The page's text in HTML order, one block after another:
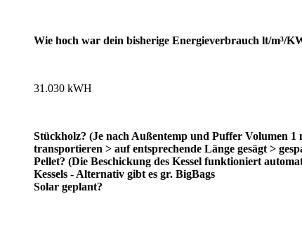
Wie hoch war dein bisherige Energieverbrauch lt/m³/
31.030 kWH
Stückholz? (Je nach Außentemp und Puffer Volumen
transportieren > auf entsprechende Länge gesägt >
Pellet? (Die Beschickung des Kessel funktioniert
Kessels - Alternativ gibt es gr. BigBags
Solar geplant?